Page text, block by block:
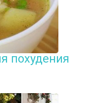
похудения